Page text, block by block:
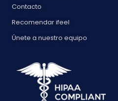
Contacto
Recomendar ifeel
Únete a nuestro equipo